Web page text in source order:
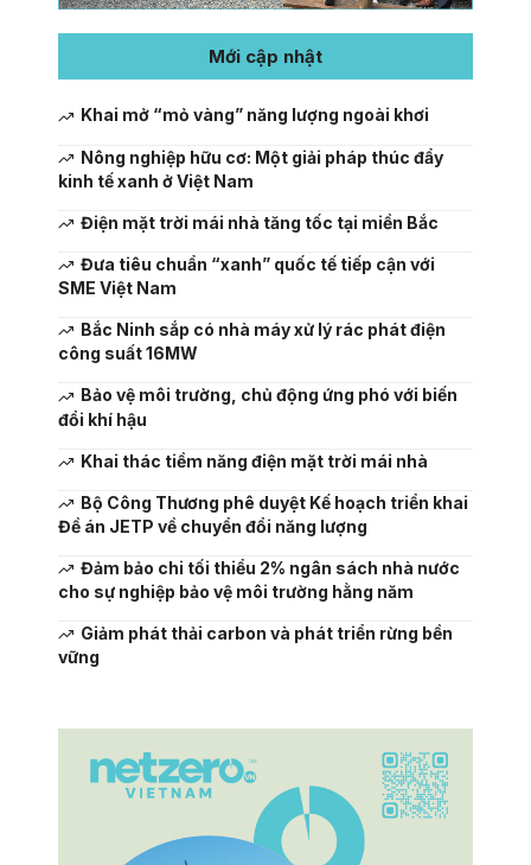
Mới cập nhật
Khai mở “mỏ vàng” năng lượng ngoài khơi
Nông nghiệp hữu cơ: Một giải pháp thúc đẩy
kinh tế xanh ở Việt Nam
Điện mặt trời mái nhà tăng tốc tại miền Bắc
Đưa tiêu chuẩn “xanh” quốc tế tiếp cận với
SME Việt Nam
Bắc Ninh sắp có nhà máy xử lý rác phát điện
công suất 16MW
Bảo vệ môi trường, chủ động ứng phó với biến
đổi khí hậu
Khai thác tiềm năng điện mặt trời mái nhà
Bộ Công Thương phê duyệt Kế hoạch triển khai
Đề án JETP về chuyển đổi năng lượng
Đảm bảo chi tối thiểu 2% ngân sách nhà nước
cho sự nghiệp bảo vệ môi trường hằng năm
Giảm phát thải carbon và phát triển rừng bền
vững